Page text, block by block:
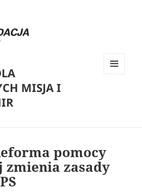
MISJA I
pomocy
zmienia zasady